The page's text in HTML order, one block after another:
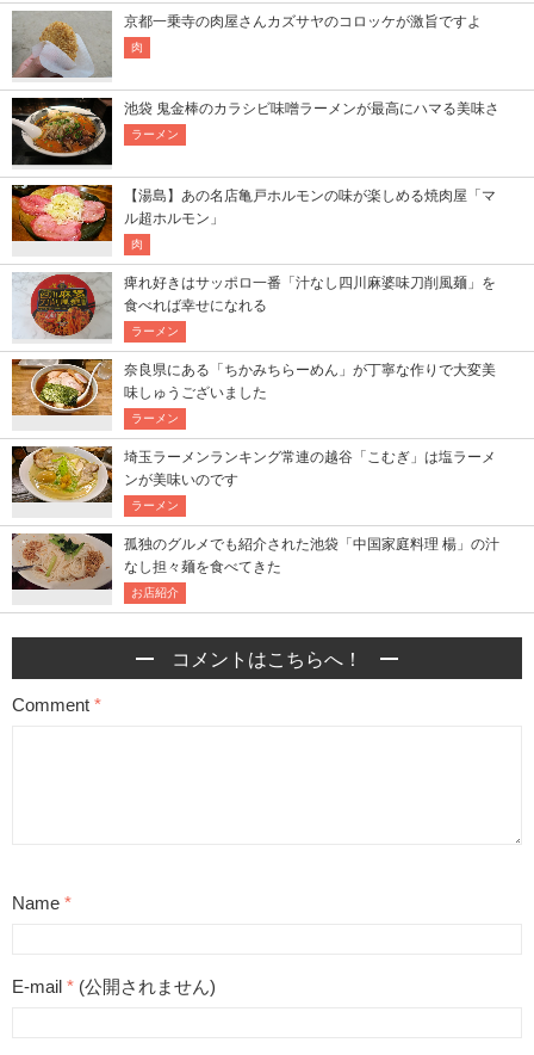
京都一乗寺の肉屋さんカズサヤのコロッケが激旨ですよ
肉
池袋 鬼金棒のカラシビ味噌ラーメンが最高にハマる美味さ
ラーメン
【湯島】あの名店亀戸ホルモンの味が楽しめる焼肉屋「マ
ル超ホルモン」
肉
痺れ好きはサッポロ一番「汁なし四川麻婆味刀削風麺」を
食べれば幸せになれる
ラーメン
奈良県にある「ちかみちらーめん」が丁寧な作りで大変美
味しゅうございました
ラーメン
埼玉ラーメンランキング常連の越谷「こむぎ」は塩ラーメ
ンが美味いのです
ラーメン
孤独のグルメでも紹介された池袋「中国家庭料理 楊」の汁
なし担々麺を食べてきた
お店紹介
コメントはこちらへ！
Comment *
Name *
E-mail * (公開されません)